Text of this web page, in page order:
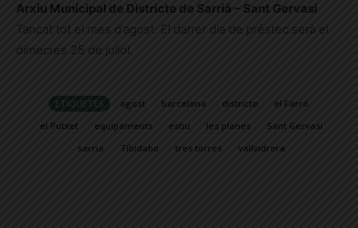
Arxiu Municipal de Districte de Sarrià – Sant Gervasi
Tancat tot el mes d’agost. El darrer dia de préstec serà el
dimecres 25 de juliol.
ETIQUETES agost barcelona districte
el Farró
el Putxet
equipaments estiu les planes
Sant Gervasi
sarria
Tibidabo tres torres vallvidrera